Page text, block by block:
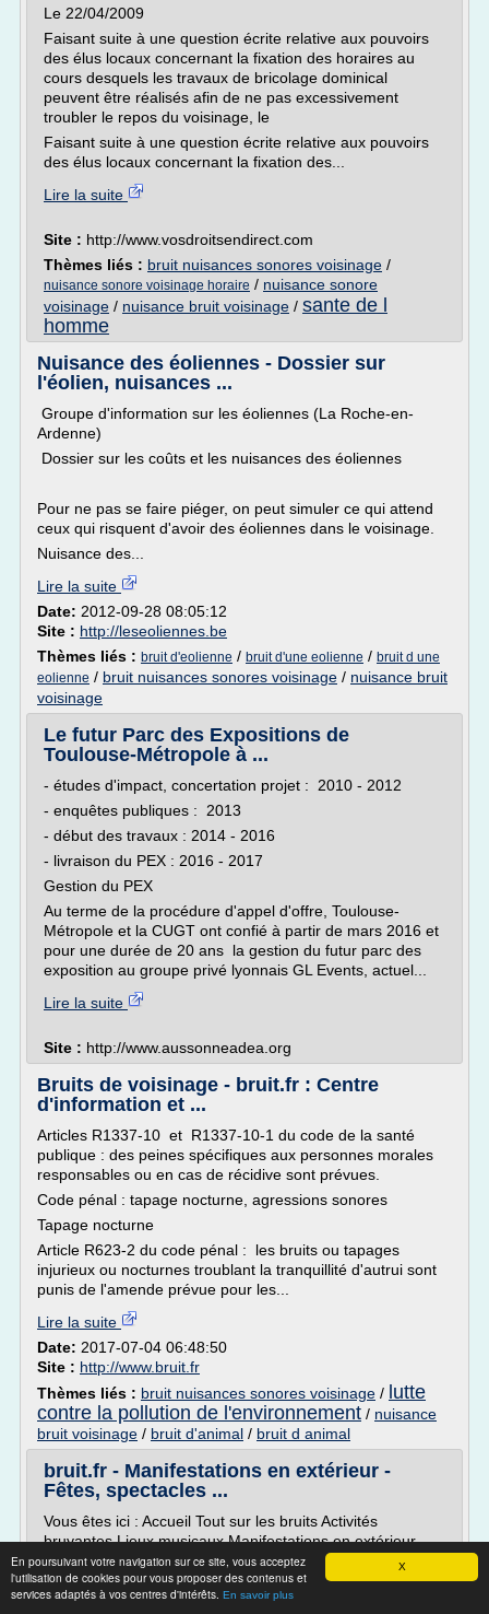
X
En poursuivant votre navigation sur ce site, vous acceptez
l'utilisation de cookies pour vous proposer des contenus et
services adaptés à vos centres d'intérêts. En savoir plus
Le 22/04/2009
Faisant suite à une question écrite relative aux pouvoirs
des élus locaux concernant la fixation des horaires au
cours desquels les travaux de bricolage dominical
peuvent être réalisés afin de ne pas excessivement
troubler le repos du voisinage, le
Faisant suite à une question écrite relative aux pouvoirs
des élus locaux concernant la fixation des...
Lire la suite
Site : http://www.vosdroitsendirect.com
Thèmes liés : bruit nuisances sonores voisinage /
nuisance sonore voisinage horaire / nuisance sonore
voisinage / nuisance bruit voisinage / sante de l
homme
Nuisance des éoliennes - Dossier sur
l'éolien, nuisances ...
Groupe d'information sur les éoliennes (La Roche-en-
Ardenne)
Dossier sur les coûts et les nuisances des éoliennes
Pour ne pas se faire piéger, on peut simuler ce qui attend
ceux qui risquent d'avoir des éoliennes dans le voisinage.
Nuisance des...
Lire la suite
Date: 2012-09-28 08:05:12
Site : http://leseoliennes.be
Thèmes liés : bruit d'eolienne / bruit d'une eolienne / bruit d une
eolienne / bruit nuisances sonores voisinage / nuisance bruit
voisinage
Le futur Parc des Expositions de
Toulouse-Métropole à ...
- études d'impact, concertation projet : 2010 - 2012
- enquêtes publiques : 2013
- début des travaux : 2014 - 2016
- livraison du PEX : 2016 - 2017
Gestion du PEX
Au terme de la procédure d'appel d'offre, Toulouse-
Métropole et la CUGT ont confié à partir de mars 2016 et
pour une durée de 20 ans la gestion du futur parc des
exposition au groupe privé lyonnais GL Events, actuel...
Lire la suite
Site : http://www.aussonneadea.org
Bruits de voisinage - bruit.fr : Centre
d'information et ...
Articles R1337-10 et R1337-10-1 du code de la santé
publique : des peines spécifiques aux personnes morales
responsables ou en cas de récidive sont prévues.
Code pénal : tapage nocturne, agressions sonores
Tapage nocturne
Article R623-2 du code pénal : les bruits ou tapages
injurieux ou nocturnes troublant la tranquillité d'autrui sont
punis de l'amende prévue pour les...
Lire la suite
Date: 2017-07-04 06:48:50
Site : http://www.bruit.fr
Thèmes liés : bruit nuisances sonores voisinage / lutte
contre la pollution de l'environnement / nuisance
bruit voisinage / bruit d'animal / bruit d animal
bruit.fr - Manifestations en extérieur -
Fêtes, spectacles ...
Vous êtes ici : Accueil Tout sur les bruits Activités
bruyantes Lieux musicaux Manifestations en extérieur
Fêtes, spectacles et manifestations sur la voie publique :
pouvoirs de police du maire
Fêtes, spectacles et manifestations sur la voie publique :